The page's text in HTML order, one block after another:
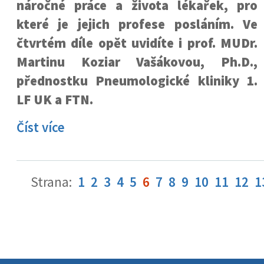
náročné práce a života lékařek, pro
které je jejich profese posláním. Ve
čtvrtém díle opět uvidíte i prof. MUDr.
Martinu Koziar Vašákovou, Ph.D.,
přednostku Pneumologické kliniky 1.
LF UK a FTN.
Číst více
Strana: 1 2 3 4 5 6 7 8 9 10 11 12